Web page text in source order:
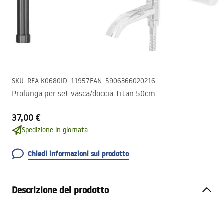
SKU: REA-K0680ID: 11957EAN: 5906366020216
Prolunga per set vasca/doccia Titan 50cm
37,00 €
Spedizione in giornata.
Chiedi informazioni sul prodotto
Descrizione del prodotto